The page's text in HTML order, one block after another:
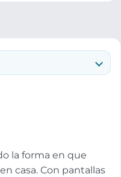
la forma en que
casa. Con pantallas